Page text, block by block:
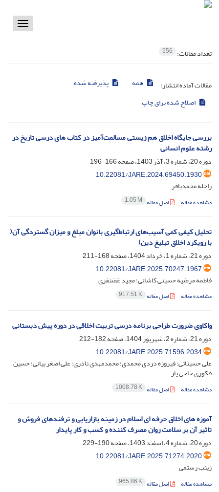
Toggle
تعداد مقالات: 556
مقالات آماده انتشار: همه
پذیرفته شده
اصلاح شده برای چاپ
بررسی جایگاه اخلاق هم زیستی مسالمت‌آمیز در کتاب های درسی تاریخ در
رشته علوم انسانی
دوره 20، شماره 3، آذر 1403، صفحه
166-196
10.22081/JARE.2024.69450.1930
راحله محمدباقر
مشاهده مقاله اصل مقاله 1.05 M
تحلیل کیفی کمی آسیب‌های ارتباط‌گیری بانوان مبلغ و میزان گستردگی آن(
با رویکرد اخلاق تبلیغ دین)
دوره 21، شماره 1، خرداد 1404، صفحه
168-211
10.22081/JARE.2025.70247.1967
فاطمه مرضیه حسینی کاشانی؛ مجید غضنفری
مشاهده مقاله اصل مقاله 917.51 K
واکاوی ضرورت طراحی برنامه درسی تربیت اخلاقی در دوره پیش دبستانی
دوره 21، شماره 2، شهریور 1404، صفحه
182-212
10.22081/JARE.2025.71596.2034
علی حسینائی؛ فیروزه دردی محمدی؛ محمدمهدی نادری؛ علی اصغر بیانی؛ حسین
فکوری حاجی یار
مشاهده مقاله اصل مقاله 1008.78 K
آموزه های اخلاق حرفه ای اسلام در زمینه بازاریابی و ترفندهای فروش و
تاثیر آن بر سلامت روان مصرف کننده و کسب و کار پایدار
دوره 20، شماره 4، اسفند 1403، صفحه
190-229
10.22081/JARE.2025.71274.2020
زینب رستمی
مشاهده مقاله اصل مقاله 965.86 K